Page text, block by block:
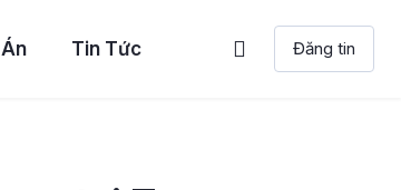
Tin Tức Đăng tin